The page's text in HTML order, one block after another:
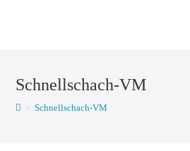
Schnellschach-VM
> Schnellschach-VM